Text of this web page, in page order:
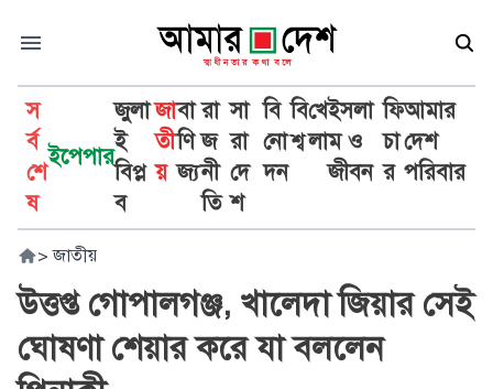
স
র্ব
শে
ষ
ইপেপার
জুলা
ই
বিপ্ল
ব
জা
তী
য়
বা
ণি
জ্য
রা
জ
নী
তি
সা
রা
দে
শ
বি
নো
দন
বি
শ্ব
খে
লা
ইসলা
ম ও
জীবন
ফি
চা
র
আমার
দেশ
পরিবার
> জাতীয়
উত্তপ্ত গোপালগঞ্জ, খালেদা জিয়ার সেই
ঘোষণা শেয়ার করে যা বললেন